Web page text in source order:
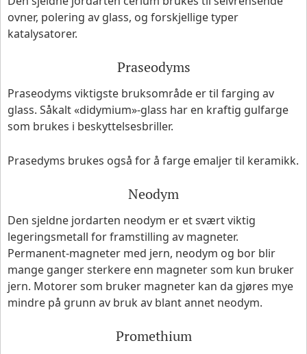
ovner, polering av glass, og forskjellige typer
katalysatorer.
Praseodyms
Praseodyms viktigste bruksområde er til farging av
glass. Såkalt «didymium»-glass har en kraftig gulfarge
som brukes i beskyttelsesbriller.
Prasedyms brukes også for å farge emaljer til keramikk.
Neodym
Den sjeldne jordarten neodym er et svært viktig
legeringsmetall for framstilling av magneter.
Permanent-magneter med jern, neodym og bor blir
mange ganger sterkere enn magneter som kun bruker
jern. Motorer som bruker magneter kan da gjøres mye
mindre på grunn av bruk av blant annet neodym.
Promethium